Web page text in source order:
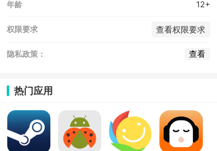
年龄 12+
权限要求 查看权限要求
隐私政策： 查看
热门应用